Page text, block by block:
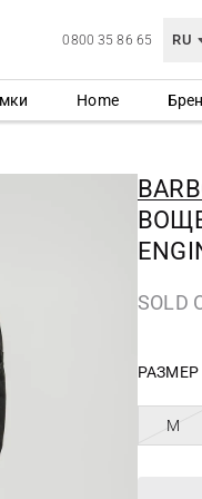
0800 35 86 65 RU
Home
SOLD
РАЗМЕР
M